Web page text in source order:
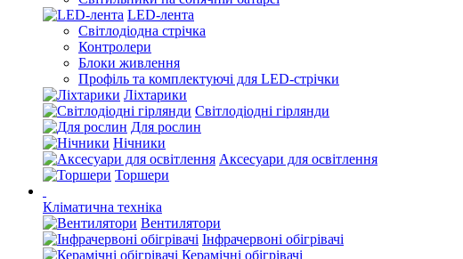
LED-лента
Світлодіодна стрічка
Контролери
Блоки живлення
Профіль та комплектуючі для LED-стрічки
Ліхтарики
Світлодіодні гірлянди
Для рослин
Нічники
Аксесуари для освітлення
Торшери
Кліматична техніка
Вентилятори
Інфрачервоні обігрівачі
Керамічні обігрівачі